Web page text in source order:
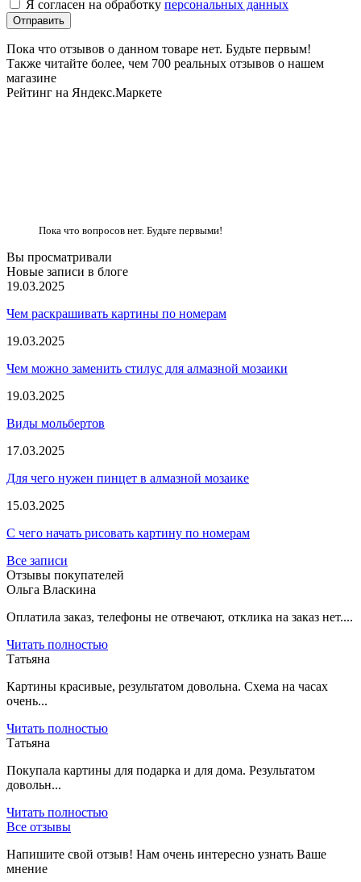
Я согласен на обработку персональных данных
Пока что отзывов о данном товаре нет. Будьте первым!
Также читайте более, чем 700 реальных отзывов о нашем
магазине
Рейтинг на Яндекс.Маркете
Пока что вопросов нет. Будьте первыми!
Вы просматривали
Новые записи в блоге
19.03.2025
Чем раскрашивать картины по номерам
19.03.2025
Чем можно заменить стилус для алмазной мозаики
19.03.2025
Виды мольбертов
17.03.2025
Для чего нужен пинцет в алмазной мозаике
15.03.2025
С чего начать рисовать картину по номерам
Все записи
Отзывы покупателей
Ольга Власкина
Оплатила заказ, телефоны не отвечают, отклика на заказ нет....
Читать полностью
Татьяна
Картины красивые, результатом довольна. Схема на часах
очень...
Читать полностью
Татьяна
Покупала картины для подарка и для дома. Результатом
довольн...
Читать полностью
Все отзывы
Напишите свой отзыв! Нам очень интересно узнать Ваше
мнение